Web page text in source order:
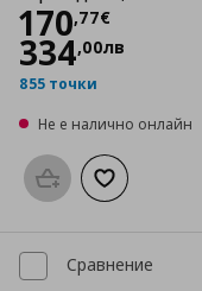
170,77€
Цена
334,00лв
855 точки
Не е налично онлайн
Προσθήκη στο καλάθι
Добави към
Сравнение